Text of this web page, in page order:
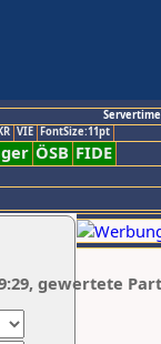
Servertime
VIE FontSize:11pt
ÖSB FIDE
gewertete